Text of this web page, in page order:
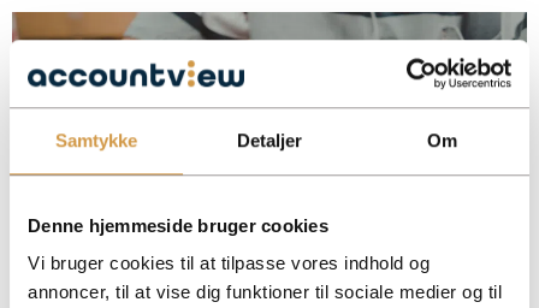
Samtykke Detaljer Om
Denne hjemmeside bruger cookies
Vi bruger cookies til at tilpasse vores indhold og
annoncer, til at vise dig funktioner til sociale medier og til